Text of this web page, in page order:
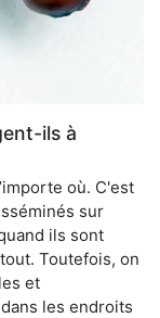
ils à
où. C'est
sur
ils sont
Toutefois, on
et
les endroits